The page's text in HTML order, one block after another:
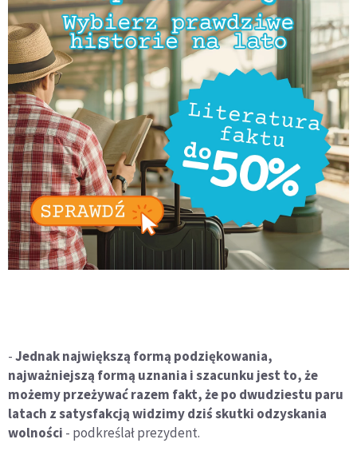
-Jednak największą formą podziękowania,
najważniejszą formą uznania i szacunku jest to, że
możemy przeżywać razem fakt, że po dwudziestu paru
latach z satysfakcją widzimy dziś skutki odzyskania
wolności - podkreślał prezydent.